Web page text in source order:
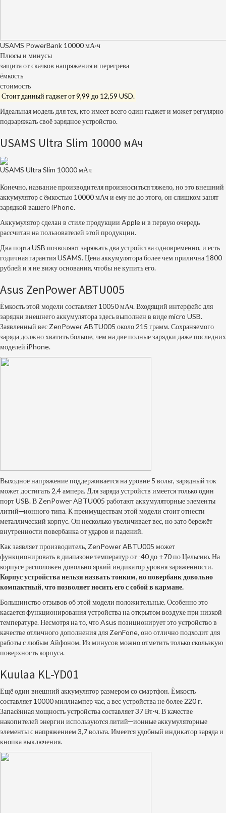
USAMS PowerBank 10000 мА·ч
Плюсы и минусы
защита от скачков напряжения и перегрева
ёмкость
стоимость
Стоит данный гаджет от 9,99 до 12,59 USD.
Идеальная модель для тех, кто имеет всего один гаджет и может регулярно
подзаряжать своё зарядное устройство.
USAMS Ultra Slim 10000 мАч
USAMS Ultra Slim 10000 мАч
Конечно, название производителя произноситься тяжело, но это внешний
аккумулятор с ёмкостью 10000 мАч и ему не до этого, он слишком занят
зарядкой вашего iPhone.
Аккумулятор сделан в стиле продукции Apple и в первую очередь
рассчитан на пользователей этой продукции.
Два порта USB позволяют заряжать два устройства одновременно, и есть
годичная гарантия USAMS. Цена аккумулятора более чем прилична 1800
рублей и я не вижу основания, чтобы не купить его.
Asus ZenPower ABTU005
Ёмкость этой модели составляет 10050 мАч. Входящий интерфейс для
зарядки внешнего аккумулятора здесь выполнен в виде micro USB.
Заявленный вес ZenPower ABTU005 около 215 грамм. Сохраняемого
заряда должно хватить больше, чем на две полные зарядки даже последних
моделей iPhone.
Выходное напряжение поддерживается на уровне 5 вольт, зарядный ток
может достигать 2,4 ампера. Для заряда устройств имеется только один
порт USB. В ZenPower ABTU005 работают аккумуляторные элементы
литий─ионного типа. К преимуществам этой модели стоит отнести
металлический корпус. Он несколько увеличивает вес, но зато бережёт
внутренности повербанка от ударов и падений.
Как заявляет производитель, ZenPower ABTU005 может
функционировать в диапазоне температур от -40 до +70 по Цельсию. На
корпусе расположен довольно яркий индикатор уровня заряженности.
Корпус устройства нельзя назвать тонким, но повербанк довольно
компактный, что позволяет носить его с собой в кармане.
Большинство отзывов об этой модели положительные. Особенно это
касается функционирования устройства на открытом воздухе при низкой
температуре. Несмотря на то, что Asus позиционирует это устройство в
качестве отличного дополнения для ZenFone, оно отлично подходит для
работы с любым Айфоном. Из минусов можно отметить только скользкую
поверхность корпуса.
Kuulaa KL-YD01
Ещё один внешний аккумулятор размером со смартфон. Ёмкость
составляет 10000 миллиампер час, а вес устройства не более 220 г.
Запасённая мощность устройства составляет 37 Вт-ч. В качестве
накопителей энергии используются литий─ионные аккумуляторные
элементы с напряжением 3,7 вольта. Имеется удобный индикатор заряда и
кнопка выключения.